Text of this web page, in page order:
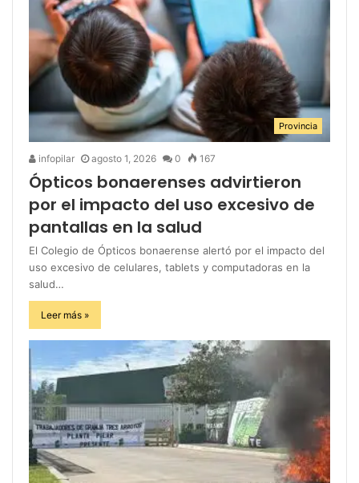
Provincia
infopilar agosto 1, 2026 0 167
Ópticos bonaerenses advirtieron
por el impacto del uso excesivo de
pantallas en la salud
El Colegio de Ópticos bonaerense alertó por el impacto del
uso excesivo de celulares, tablets y computadoras en la
salud…
Leer más »